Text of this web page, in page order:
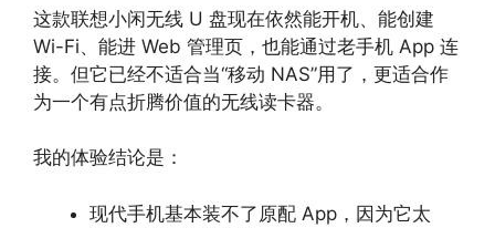
这款联想小闲无线 U 盘现在依然能开机、能创建
Wi-Fi、能进 Web 管理页，也能通过老手机 App 连
接。但它已经不适合当“移动 NAS”用了，更适合作
为一个有点折腾价值的无线读卡器。
我的体验结论是：
现代手机基本装不了原配 App，因为它太